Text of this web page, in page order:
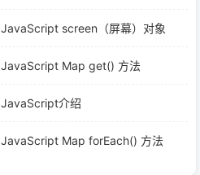
JavaScript screen（屏幕）对象
JavaScript Map get() 方法
JavaScript介绍
JavaScript Map forEach() 方法